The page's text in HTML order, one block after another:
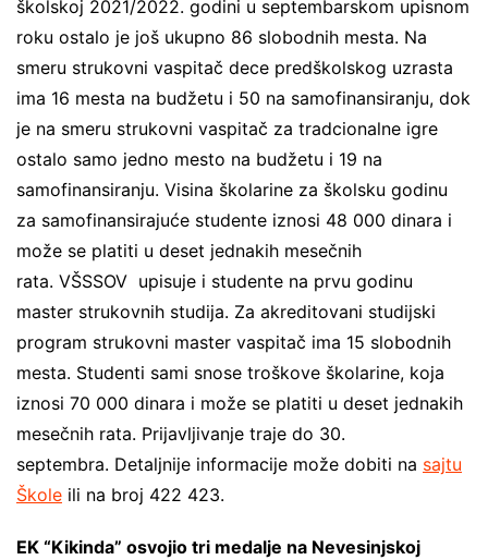
školskoj 2021/2022. godini u septembarskom upisnom
roku ostalo je još ukupno 86 slobodnih mesta. Na
smeru strukovni vaspitač dece predškolskog uzrasta
ima 16 mesta na budžetu i 50 na samofinansiranju, dok
je na smeru strukovni vaspitač za tradcionalne igre
ostalo samo jedno mesto na budžetu i 19 na
samofinansiranju. Visina školarine za školsku godinu
za samofinansirajuće studente iznosi 48 000 dinara i
može se platiti u deset jednakih mesečnih
rata. VŠSSOV upisuje i studente na prvu godinu
master strukovnih studija. Za akreditovani studijski
program strukovni master vaspitač ima 15 slobodnih
mesta. Studenti sami snose troškove školarine, koja
iznosi 70 000 dinara i može se platiti u deset jednakih
mesečnih rata. Prijavljivanje traje do 30.
septembra. Detaljnije informacije može dobiti na sajtu
Škole ili na broj 422 423.
EK “Kikinda” osvojio tri medalje na Nevesinjskoj